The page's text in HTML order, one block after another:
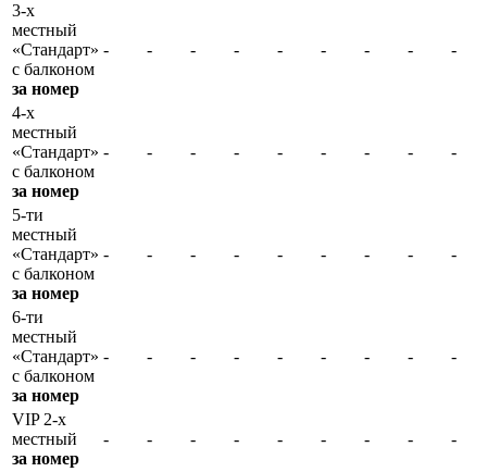
3-х
местный
«Стандарт»
с балконом
за номер
- - - - - - - - -
4-х
местный
«Стандарт»
с балконом
за номер
- - - - - - - - -
5-ти
местный
«Стандарт»
с балконом
за номер
- - - - - - - - -
6-ти
местный
«Стандарт»
с балконом
за номер
- - - - - - - - -
VIP 2-х
местный
за номер
- - - - - - - - -